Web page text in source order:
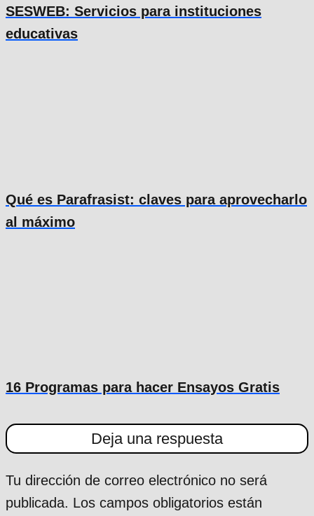
SESWEB: Servicios para instituciones
educativas
Qué es Parafrasist: claves para aprovecharlo
al máximo
16 Programas para hacer Ensayos Gratis
Deja una respuesta
Tu dirección de correo electrónico no será
publicada. Los campos obligatorios están